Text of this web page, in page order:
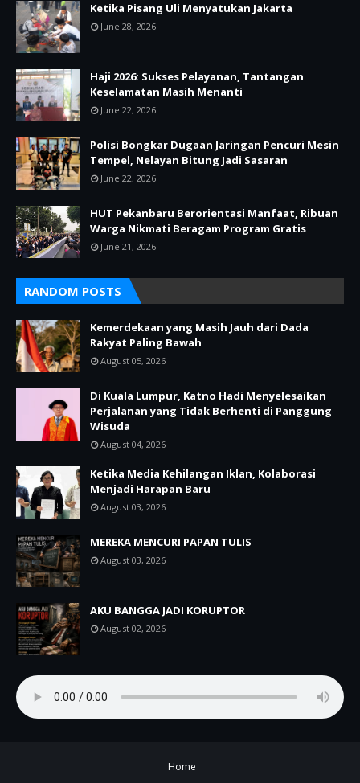
Ketika Pisang Uli Menyatukan Jakarta
June 28, 2026
Haji 2026: Sukses Pelayanan, Tantangan
Keselamatan Masih Menanti
June 22, 2026
Polisi Bongkar Dugaan Jaringan Pencuri Mesin
Tempel, Nelayan Bitung Jadi Sasaran
June 22, 2026
HUT Pekanbaru Berorientasi Manfaat, Ribuan
Warga Nikmati Beragam Program Gratis
June 21, 2026
RANDOM POSTS
Kemerdekaan yang Masih Jauh dari Dada
Rakyat Paling Bawah
August 05, 2026
Di Kuala Lumpur, Katno Hadi Menyelesaikan
Perjalanan yang Tidak Berhenti di Panggung
Wisuda
August 04, 2026
Ketika Media Kehilangan Iklan, Kolaborasi
Menjadi Harapan Baru
August 03, 2026
MEREKA MENCURI PAPAN TULIS
August 03, 2026
AKU BANGGA JADI KORUPTOR
August 02, 2026
Home